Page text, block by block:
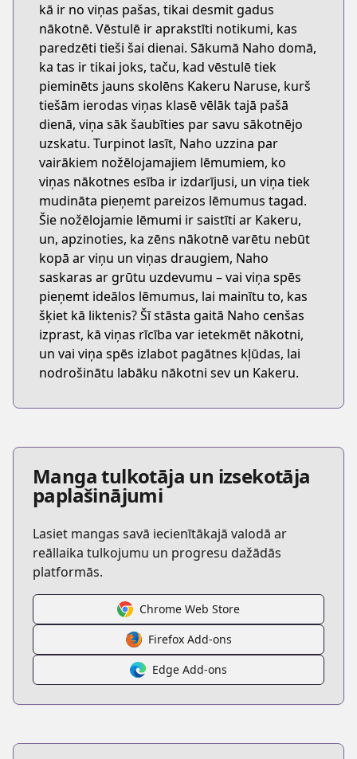
kā ir no viņas pašas, tikai desmit gadus
nākotnē. Vēstulē ir aprakstīti notikumi, kas
paredzēti tieši šai dienai. Sākumā Naho domā,
ka tas ir tikai joks, taču, kad vēstulē tiek
pieminēts jauns skolēns Kakeru Naruse, kurš
tiešām ierodas viņas klasē vēlāk tajā pašā
dienā, viņa sāk šaubīties par savu sākotnējo
uzskatu. Turpinot lasīt, Naho uzzina par
vairākiem nožēlojamajiem lēmumiem, ko
viņas nākotnes esība ir izdarījusi, un viņa tiek
mudināta pieņemt pareizos lēmumus tagad.
Šie nožēlojamie lēmumi ir saistīti ar Kakeru,
un, apzinoties, ka zēns nākotnē varētu nebūt
kopā ar viņu un viņas draugiem, Naho
saskaras ar grūtu uzdevumu – vai viņa spēs
pieņemt ideālos lēmumus, lai mainītu to, kas
šķiet kā liktenis? Šī stāsta gaitā Naho cenšas
izprast, kā viņas rīcība var ietekmēt nākotni,
un vai viņa spēs izlabot pagātnes kļūdas, lai
nodrošinātu labāku nākotni sev un Kakeru.
Manga tulkotāja un izsekotāja
paplašinājumi
Lasiet mangas savā iecienītākajā valodā ar
reāllaika tulkojumu un progresu dažādās
platformās.
Chrome Web Store
Firefox Add-ons
Edge Add-ons